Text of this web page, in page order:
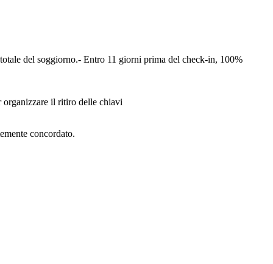
del soggiorno.- Entro 11 giorni prima del check-in, 100%
il ritiro delle chiavi
concordato.